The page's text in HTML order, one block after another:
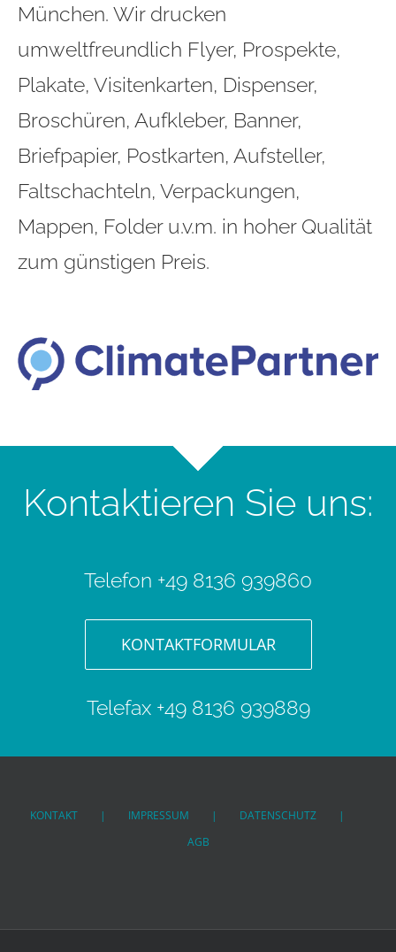
München. Wir drucken
umweltfreundlich Flyer, Prospekte,
Plakate, Visitenkarten, Dispenser,
Broschüren, Aufkleber, Banner,
Briefpapier, Postkarten, Aufsteller,
Faltschachteln, Verpackungen,
Mappen, Folder u.v.m. in hoher Qualität
zum günstigen Preis.
Kontaktieren Sie uns:
Telefon +49 8136 939860
KONTAKTFORMULAR
Telefax +49 8136 939889
KONTAKT IMPRESSUM
DATENSCHUTZ
AGB